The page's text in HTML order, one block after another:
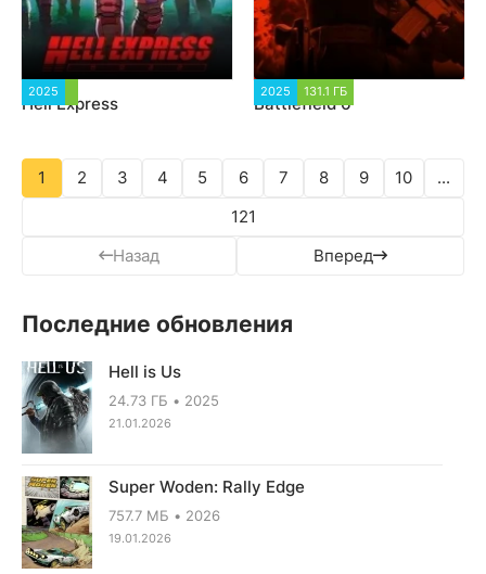
2025
Hell Express
2025 131.1 ГБ
Battlefield 6
Назад
1 2 3 4 5 6 7 8 9 10
...
121
Вперед
Последние обновления
Hell is Us
24.73 ГБ 2025
21.01.2026
Super Woden: Rally Edge
757.7 МБ 2026
19.01.2026